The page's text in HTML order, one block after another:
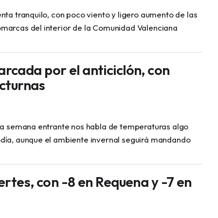
tranquilo, con poco viento y ligero aumento de las
del interior de la Comunidad Valenciana
por el anticiclón, con
semana entrante nos habla de temperaturas algo
aunque el ambiente invernal seguirá mandando
con -8 en Requena y -7 en